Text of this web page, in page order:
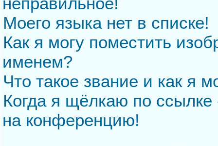
Моего языка нет в списке!
Как я могу поместить
именем?
Что такое звание и как я
Когда я щёлкаю по
на конференцию!